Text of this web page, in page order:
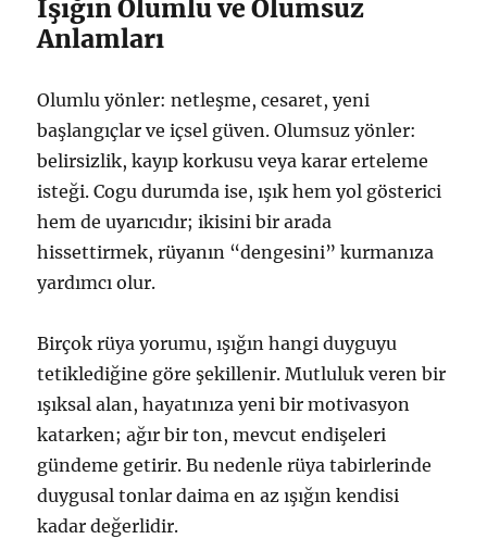
Işığın Olumlu ve Olumsuz
Anlamları
Olumlu yönler: netleşme, cesaret, yeni
başlangıçlar ve içsel güven. Olumsuz yönler:
belirsizlik, kayıp korkusu veya karar erteleme
isteği. Cogu durumda ise, ışık hem yol gösterici
hem de uyarıcıdır; ikisini bir arada
hissettirmek, rüyanın “dengesini” kurmanıza
yardımcı olur.
Birçok rüya yorumu, ışığın hangi duyguyu
tetiklediğine göre şekillenir. Mutluluk veren bir
ışıksal alan, hayatınıza yeni bir motivasyon
katarken; ağır bir ton, mevcut endişeleri
gündeme getirir. Bu nedenle rüya tabirlerinde
duygusal tonlar daima en az ışığın kendisi
kadar değerlidir.